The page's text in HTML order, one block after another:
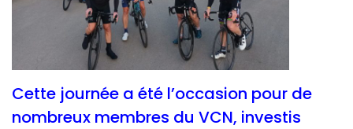
Cette journée a été l’occasion pour de
nombreux membres du VCN, investis